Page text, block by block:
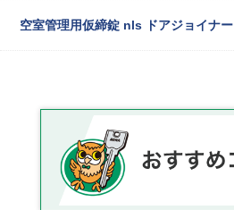
空室管理用仮締錠 nls ドアジョイナー